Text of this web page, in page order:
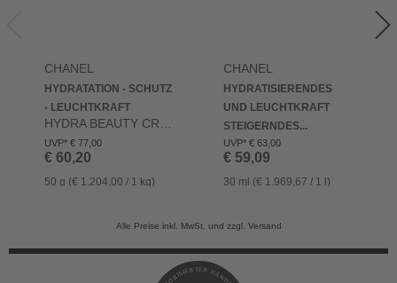
CHANEL
HYDRATATION - SCHUTZ
- LEUCHTKRAFT
HYDRA BEAUTY CRÈME
UVP* € 77,00
€ 60,20
50 g (€ 1.204,00 / 1 kg)
CHANEL
HYDRATISIERENDES
UND LEUCHTKRAFT
STEIGERNDES...
UVP* € 63,00
€ 59,09
30 ml (€ 1.969,67 / 1 l)
Alle Preise inkl. MwSt. und zzgl. Versand